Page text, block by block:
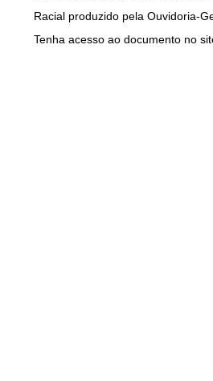
Racial produzido pela Ouvidoria-
Tenha acesso ao documento no